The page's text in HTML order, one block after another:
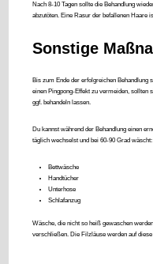
Nach 8-10 Tagen sollte die Behandlung
abzutöten. Eine Rasur der befallenen Haare
Sonstige
Bis zum Ende der erfolgreichen Behandlung
einen Pingpong-Effekt zu vermeiden, sollten
ggf. behandeln lassen.
Du kannst während der Behandlung einen
täglich wechselst und bei 60-90 Grad wäscht:
Bettwäsche
Handtücher
Unterhose
Schlafanzug
Wäsche, die nicht so heiß gewaschen
verschließen. Die Filzläuse werden auf